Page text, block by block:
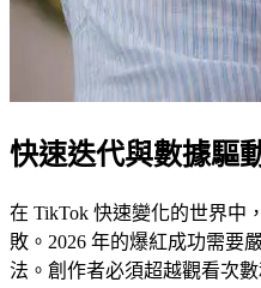
快速迭代與數據驅
在 TikTok 快速變化的世界中
敗。2026 年的爆紅成功需要
法。創作者必須超越觀看次